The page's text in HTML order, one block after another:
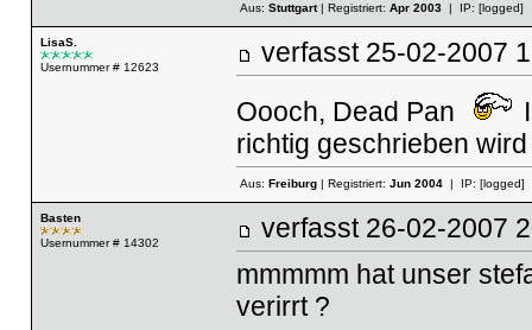
Aus: Stuttgart| Registriert: Apr 2003| IP: [logged]
LisaS.
Usernummer # 12623
verfasst 25-02-
Oooch, Dead Pan
richtig geschrieben
Aus: Freiburg| Registriert: Jun 2004| IP: [logged]
Basten
Usernummer # 14302
verfasst 26-02-
mmmmm hat unser
verirrt ?